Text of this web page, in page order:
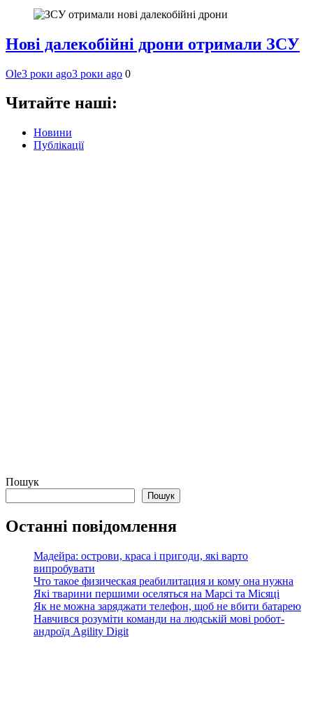
Нові далекобійні дрони отримали ЗСУ
Ole3 роки ago3 роки ago 0
Читайте наші:
Новини
Публікації
Пошук
Пошук
Останні повідомлення
Мадейра: острови, краса і пригоди, які варто
випробувати
Что такое физическая реабилитация и кому она нужна
Які тварини першими оселяться на Марсі та Місяці
Як не можна заряджати телефон, щоб не вбити батарею
Навчився розуміти команди на людській мові робот-
андроїд Agility Digit